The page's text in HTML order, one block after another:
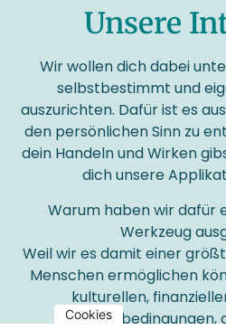
Unsere
Wir wollen dich dabei
selbstbestimmt und
auszurichten. Dafür ist es
den persönlichen Sinn zu
dein Handeln und Wirken
dich unsere
Warum haben wir dafür
Werkzeug
Weil wir es damit einer
Menschen ermöglichen
kulturellen,
Rahmenbedingungen,
Cookies